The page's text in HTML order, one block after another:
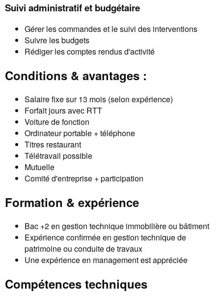
Suivi administratif et budgétaire
Gérer les commandes et le suivi des interventions
Suivre les budgets
Rédiger les comptes rendus d'activité
Conditions & avantages :
Salaire fixe sur 13 mois (selon expérience)
Forfait jours avec RTT
Voiture de fonction
Ordinateur portable + téléphone
Titres restaurant
Télétravail possible
Mutuelle
Comité d'entreprise + participation
Formation & expérience
Bac +2 en gestion technique immobilière ou bâtiment
Expérience confirmée en gestion technique de
patrimoine ou conduite de travaux
Une expérience en management est appréciée
Compétences techniques